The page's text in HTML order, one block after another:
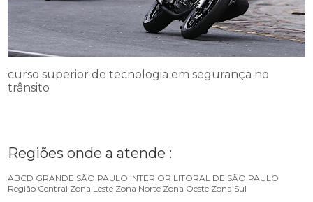
curso superior de tecnologia em segurança no
trânsito
Regiões onde a atende :
ABCD GRANDE SÃO PAULO INTERIOR LITORAL DE SÃO PAULO
Região Central Zona Leste Zona Norte Zona Oeste Zona Sul